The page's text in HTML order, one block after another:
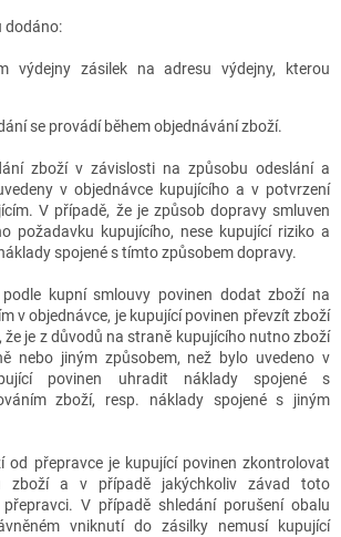
dodáno:
výdejny zásilek na adresu výdejny, kterou
se provádí během objednávání zboží.
zboží v závislosti na způsobu odeslání a
v objednávce kupujícího a v potvrzení
V případě, že je způsob dopravy smluven
požadavku kupujícího, nese kupující riziko a
spojené s tímto způsobem dopravy.
kupní smlouvy povinen dodat zboží na
v objednávce, je kupující povinen převzít zboží
že je z důvodů na straně kupujícího nutno zboží
nebo jiným způsobem, než bylo uvedeno v
povinen uhradit náklady spojené s
zboží, resp. náklady spojené s jiným
od přepravce je kupující povinen zkontrolovat
zboží a v případě jakýchkoliv závad toto
V případě shledání porušení obalu
vniknutí do zásilky nemusí kupující